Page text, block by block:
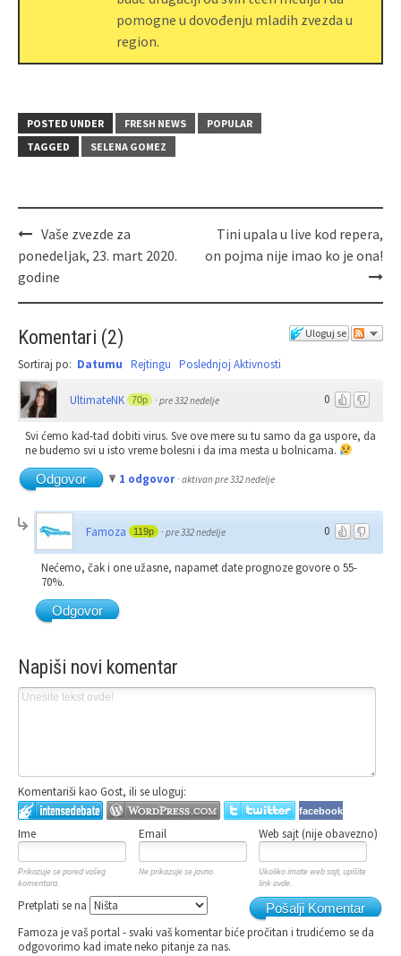
pomogne u dovođenju mladih zvezda u
region.
POSTED UNDER FRESH NEWS
POPULAR
TAGGED
SELENA GOMEZ
Vaše zvezde za
ponedeljak, 23. mart 2020.
godine
Tini upala u live kod repera,
on pojma nije imao ko je ona!
Uloguj se
Komentari (2)
Sortiraj po: Datumu Rejtingu Poslednjoj Aktivnosti
0
UltimateNK 70p · pre 332 nedelje
Svi ćemo kad-tad dobiti virus. Sve ove mere su tu samo da ga uspore, da
ne budemo svi u isto vreme bolesni i da ima mesta u bolnicama.
Odgovor
1 odgovor · aktivan pre 332 nedelje
0
Famoza 119p · pre 332 nedelje
Nećemo, čak i one užasne, napamet date prognoze govore o 55-
70%.
Odgovor
Napiši novi komentar
Komentariši kao Gost, ili se uloguj:
facebook
Ime Email Web sajt (nije obavezno)
Prikazuje se pored vašeg
komentara.
Ne prikazuje se javno.
Ukoliko imate web sajt, upišite
link ovde.
Pošalji Komentar
Pretplati se na
Famoza je vaš portal - svaki vaš komentar biće pročitan i trudićemo se da
odgovorimo kad imate neko pitanje za nas.